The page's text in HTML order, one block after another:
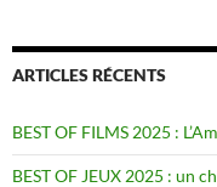
ARTICLES RÉCENTS
BEST OF FILMS 2025 :
BEST OF JEUX 2025 : un